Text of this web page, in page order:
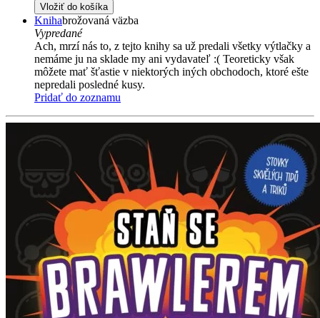
Vložiť do košíka
Knihabrožovaná väzba
Vypredané
Ach, mrzí nás to, z tejto knihy sa už predali všetky výtlačky a
nemáme ju na sklade my ani vydavateľ :( Teoreticky však
môžete mať šťastie v niektorých iných obchodoch, ktoré ešte
nepredali posledné kusy.
Pridať do zoznamu